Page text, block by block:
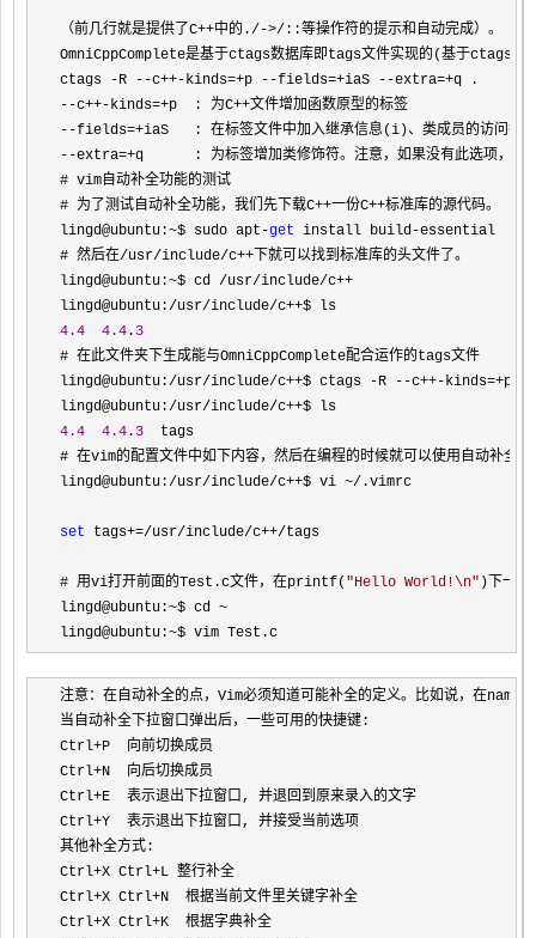
（前几行就是提供了C++中的./->/ ::等操作符的提示和自动完成）。
OmniCppComplete是基于ctags数据库即tags文件实现的(基于ctags
ctags
-R --c++-kinds=+p --fields=+iaS --extra=+
--c++-kinds=+p  : 为C++
--fields=+
--extra=+q      : 为标签增加类修饰符。注意，如果没有此选项，将
# vim自动补全功能的测试
# 为了测试自动补全功能，我们先下载C++一份C++标准库的源代码。
lingd@ubuntu:~$ sudo apt-get install build-essential
# 然后在/usr/include/c++ 下就可以找到标准库的头文件了。
lingd@ubuntu:~$ cd /usr/include/c++
lingd@ubuntu:/usr/include/c++
4.4
4.4 . 3
# 在此文件夹下生成能与OmniCppComplete配合运作的tags文件
lingd@ubuntu:/usr/include/c++$ ctags -R --c++-kinds=+p
lingd@ubuntu:/usr/include/c++
4.4
4.4 . 3
  tags
# 在vim的配置文件中如下内容，然后在编程的时候就可以使用自动补全功
lingd@ubuntu:/usr/include/c++$ vi ~/ .vimrc
set tags+=/usr/include/c++/tags
# 用vi打开前面的Test.c文件，在printf( "Hello World!\n" )下一
lingd@ubuntu:~$ cd ~
lingd@ubuntu:~$ vim Test.c
注意：在自动补全的点，Vim必须知道可能补全的定义。比如说，在
当自动补全下拉窗口弹出后，一些可用的快捷键:
Ctrl+P  向前切换成员
Ctrl+N  向后切换成员
Ctrl+E  表示退出下拉窗口, 并退回到原来录入的文字
Ctrl+Y  表示退出下拉窗口, 并接受当前选项
其他补全方式:
Ctrl+X Ctrl+L 整行补全
Ctrl+X Ctrl+N  根据当前文件里关键字补全
Ctrl+X Ctrl+K  根据字典补全